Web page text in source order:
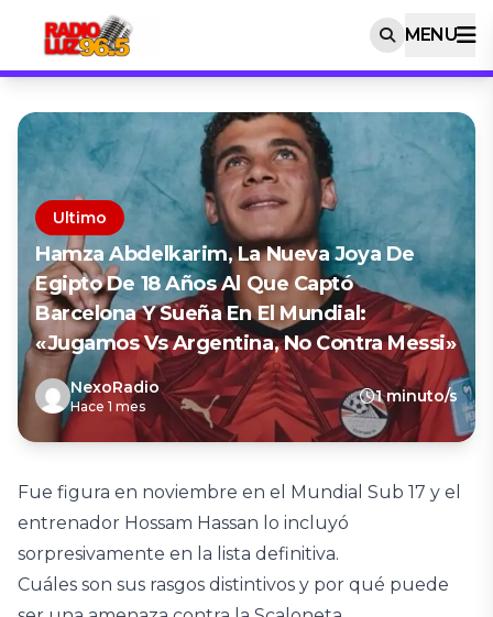
MENU
Ultimo
Hamza Abdelkarim, La Nueva Joya De
Egipto De 18 Años Al Que Captó
Barcelona Y Sueña En El Mundial:
«Jugamos Vs Argentina, No Contra Messi»
NexoRadio
Hace 1 mes
1 minuto/s
Fue figura en noviembre en el Mundial Sub 17 y el
entrenador Hossam Hassan lo incluyó
sorpresivamente en la lista definitiva.
Cuáles son sus rasgos distintivos y por qué puede